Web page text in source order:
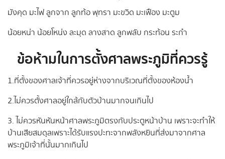
มังคุด มะไฟ ลูกจาก ลูกท้อ พุทรา มะขวิด มะเฟือง มะตูม
น้อยหน่า น้อยโหน่ง ละมุด ลางสาด ลูกพลับ กระท้อน ระกำ
ข้อห้ามในการตั้งศาลพระภูมิที่ควรรู้
1.ที่ตั้งของศาลเจ้าที่ควรอยู่ห่างจากบริเวณที่ตั้งของห้องน้ำ
2.ไม่ควรตั้งศาลอยู่ใกล้กับตัวบ้านมากจนเกินไป
3. ไม่ควรหันหันหน้าศาลพระภูมิตรงกับประตูหน้าบ้าน เพราะจะทำให้
บ้านเสียสมดุลเพราะได้รับแรงปะทะจากพลังหยินที่ส่งมาจากศาล
พระภูมิเจ้าที่นั้นมากเกินไป